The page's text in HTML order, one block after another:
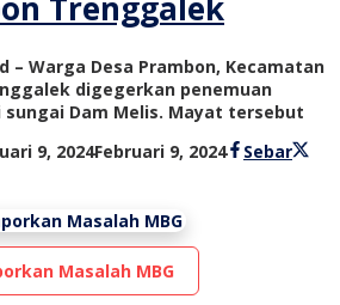
– Warga Desa Prambon, Kecamatan
digegerkan penemuan
Dam Melis. Mayat tersebut
9, 2024Februari 9, 2024olehSebar
Masalah MBG